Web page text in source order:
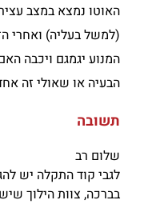
האוטו נמצא במצב
(למשל בעליה) ואחרי
המנוע יגמגם ויכבה
הבעיה או שאולי זה
תשובה
שלום רב
לגבי קוד התקלה יש
בברכה, צוות הילוך שישי